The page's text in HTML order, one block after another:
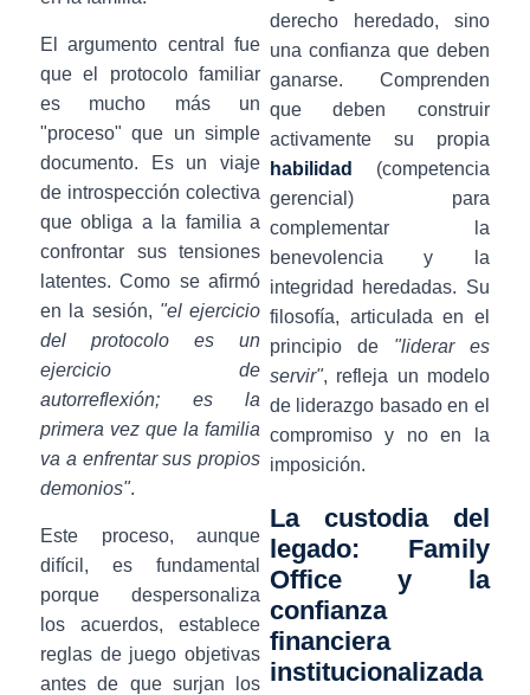
El argumento central fue
que el protocolo familiar
es mucho más un
"proceso" que un simple
documento. Es un viaje
de introspección colectiva
que obliga a la familia a
confrontar sus tensiones
latentes. Como se afirmó
en la sesión, "el ejercicio
del protocolo es un
ejercicio de
autorreflexión; es la
primera vez que la familia
va a enfrentar sus propios
demonios".
Este proceso, aunque
difícil, es fundamental
porque despersonaliza
los acuerdos, establece
reglas de juego objetivas
antes de que surjan los
derecho heredado, sino
una confianza que deben
ganarse. Comprenden
que deben construir
activamente su propia
habilidad
(competencia
gerencial) para
complementar la
benevolencia y la
integridad heredadas. Su
filosofía, articulada en el
principio de "liderar es
servir", refleja un modelo
de liderazgo basado en el
compromiso y no en la
imposición.
La custodia del
legado: Family
Office y la
confianza
financiera
institucionalizada